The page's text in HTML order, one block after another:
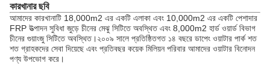
কারখানার ছবি
আমাদের কারখানাটি 18,000m2 এর একটি এলাকা এবং 10,000m2 এর একটি পেশাদার
FRP উত্পাদন সুবিধা জুড়ে চীনের মেঝু সিটিতে অবস্থিত এবং 8,000m2 হার্ড ওয়ার্ড বিভাগ
চীনের গুয়াংজু সিটিতে অবস্থিত।২০০৯ সালে প্রতিষ্ঠিতগত ১৪ বছরে ডাপেং ওয়াটার পার্ক শত
শত গ্রাহকদের সেবা দিয়েছে এবং প্রতিবছর কয়েক মিলিয়ন পরিবার আমাদের ওয়াটার বিনোদন
পণ্য উপভোগ করে।